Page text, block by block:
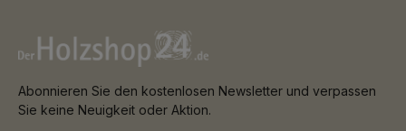
Abonnieren Sie den kostenlosen Newsletter und verpassen
Sie keine Neuigkeit oder Aktion.